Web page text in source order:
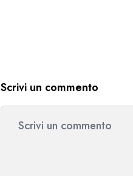
Scrivi un commento